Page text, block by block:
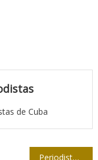
de Cuba
Periodistas santiagueros celebran al por mayor